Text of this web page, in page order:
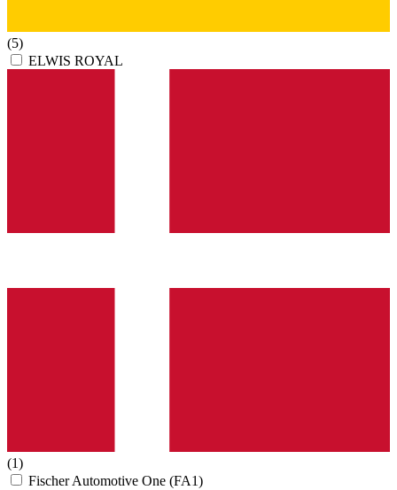
(5)
ELWIS ROYAL
(1)
Fischer Automotive One (FA1)